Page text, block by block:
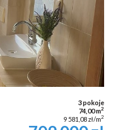
3 pokoje
74,00 m2
9 581,08 zł/m2